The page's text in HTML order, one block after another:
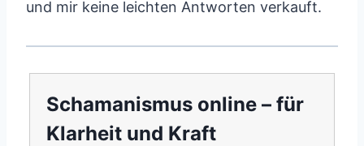
und mir keine leichten Antworten verkauft.
Schamanismus online – für
Klarheit und Kraft